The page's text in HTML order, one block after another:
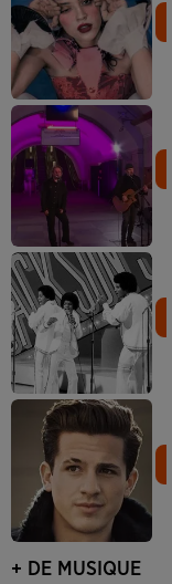
+ DE MUSIQUE